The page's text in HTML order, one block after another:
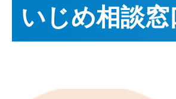
いじめ相談窓